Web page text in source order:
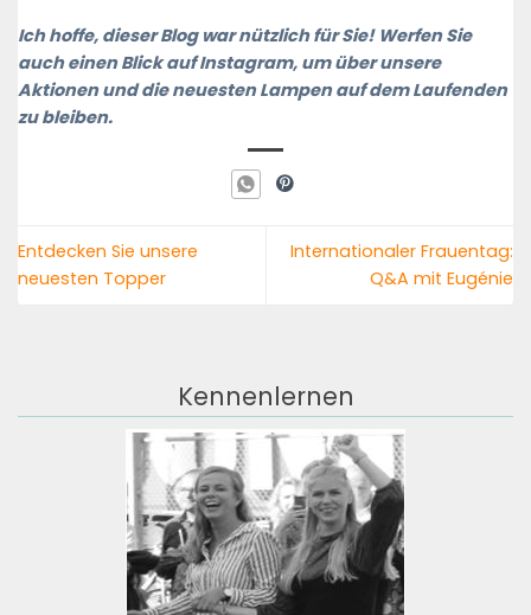
Ichhoffe, dieser Blog war nützlich für Sie! Werfen Sie
auch einen Blick auf Instagram, um über unsere
Aktionen und die neuesten Lampen auf dem Laufenden
zu bleiben.
Entdecken Sie unsere
neuesten Topper
Internationaler Frauentag:
Q&A mit Eugénie
Kennenlernen